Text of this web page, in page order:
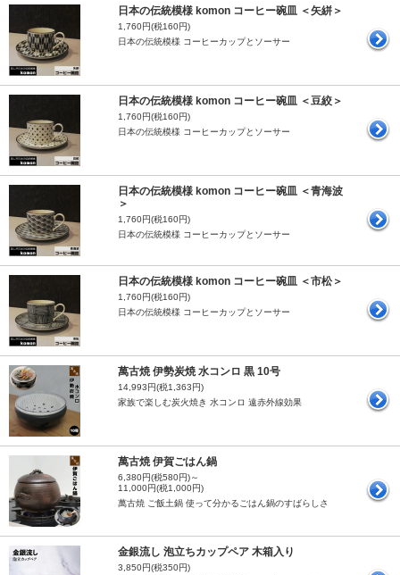
日本の伝統模様 komon コーヒー碗皿 ＜矢絣＞
1,760円(税160円)
日本の伝統模様 コーヒーカップとソーサー
日本の伝統模様 komon コーヒー碗皿 ＜豆絞＞
1,760円(税160円)
日本の伝統模様 コーヒーカップとソーサー
日本の伝統模様 komon コーヒー碗皿 ＜青海波
＞
1,760円(税160円)
日本の伝統模様 コーヒーカップとソーサー
日本の伝統模様 komon コーヒー碗皿 ＜市松＞
1,760円(税160円)
日本の伝統模様 コーヒーカップとソーサー
萬古焼 伊勢炭焼 水コンロ 黒 10号
14,993円(税1,363円)
家族で楽しむ炭火焼き 水コンロ 遠赤外線効果
萬古焼 伊賀ごはん鍋
6,380円(税580円)～
11,000円(税1,000円)
萬古焼 ご飯土鍋 使って分かるごはん鍋のすばらしさ
金銀流し 泡立ちカップペア 木箱入り
3,850円(税350円)